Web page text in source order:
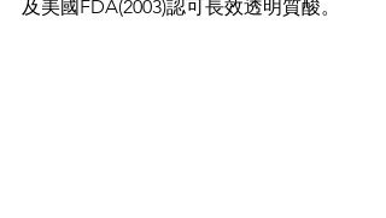
及美國FDA(2003)認可長效透明質酸。